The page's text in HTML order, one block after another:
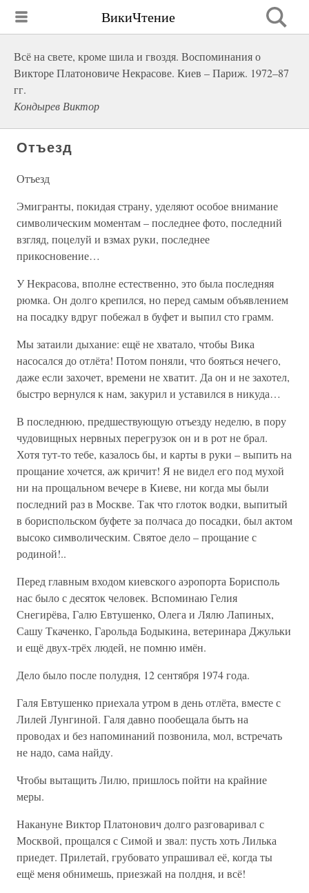
ВикиЧтение
Всё на свете, кроме шила и гвоздя. Воспоминания о
Викторе Платоновиче Некрасове. Киев – Париж. 1972–87
гг.
Кондырев Виктор
Отъезд
Отъезд
Эмигранты, покидая страну, уделяют особое внимание
символическим моментам – последнее фото, последний
взгляд, поцелуй и взмах руки, последнее
прикосновение…
У Некрасова, вполне естественно, это была последняя
рюмка. Он долго крепился, но перед самым объявлением
на посадку вдруг побежал в буфет и выпил сто грамм.
Мы затаили дыхание: ещё не хватало, чтобы Вика
насосался до отлёта! Потом поняли, что бояться нечего,
даже если захочет, времени не хватит. Да он и не захотел,
быстро вернулся к нам, закурил и уставился в никуда…
В последнюю, предшествующую отъезду неделю, в пору
чудовищных нервных перегрузок он и в рот не брал.
Хотя тут-то тебе, казалось бы, и карты в руки – выпить на
прощание хочется, аж кричит! Я не видел его под мухой
ни на прощальном вечере в Киеве, ни когда мы были
последний раз в Москве. Так что глоток водки, выпитый
в бориспольском буфете за полчаса до посадки, был актом
высоко символическим. Святое дело – прощание с
родиной!..
Перед главным входом киевского аэропорта Борисполь
нас было с десяток человек. Вспоминаю Гелия
Снегирёва, Галю Евтушенко, Олега и Лялю Лапиных,
Сашу Ткаченко, Гарольда Бодыкина, ветеринара Джульки
и ещё двух-трёх людей, не помню имён.
Дело было после полудня, 12 сентября 1974 года.
Галя Евтушенко приехала утром в день отлёта, вместе с
Лилей Лунгиной. Галя давно пообещала быть на
проводах и без напоминаний позвонила, мол, встречать
не надо, сама найду.
Чтобы вытащить Лилю, пришлось пойти на крайние
меры.
Накануне Виктор Платонович долго разговаривал с
Москвой, прощался с Симой и звал: пусть хоть Лилька
приедет. Прилетай, грубовато упрашивал её, когда ты
ещё меня обнимешь, приезжай на полдня, и всё!